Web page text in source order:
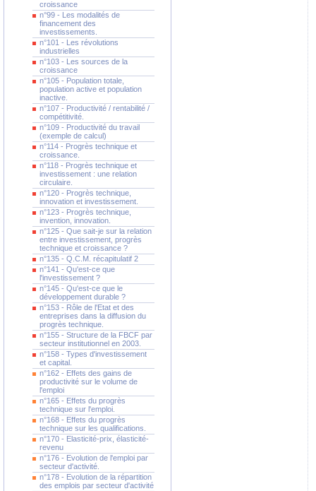
croissance
n°99 - Les modalités de
financement des
investissements.
n°101 - Les révolutions
industrielles
n°103 - Les sources de la
croissance
n°105 - Population totale,
population active et population
inactive.
n°107 - Productivité / rentabilité /
compétitivité.
n°109 - Productivité du travail
(exemple de calcul)
n°114 - Progrès technique et
croissance.
n°118 - Progrès technique et
investissement : une relation
circulaire.
n°120 - Progrès technique,
innovation et investissement.
n°123 - Progrès technique,
invention, innovation.
n°125 - Que sait-je sur la relation
entre investissement, progrès
technique et croissance ?
n°135 - Q.C.M. récapitulatif 2
n°141 - Qu'est-ce que
l'investissement ?
n°145 - Qu'est-ce que le
développement durable ?
n°153 - Rôle de l'Etat et des
entreprises dans la diffusion du
progrès technique.
n°155 - Structure de la FBCF par
secteur institutionnel en 2003.
n°158 - Types d'investissement
et capital.
n°162 - Effets des gains de
productivité sur le volume de
l'emploi
n°165 - Effets du progrès
technique sur l'emploi.
n°168 - Effets du progrès
technique sur les qualifications.
n°170 - Elasticité-prix, élasticité-
revenu
n°176 - Evolution de l'emploi par
secteur d'activité.
n°178 - Evolution de la répartition
des emplois par secteur d'activité